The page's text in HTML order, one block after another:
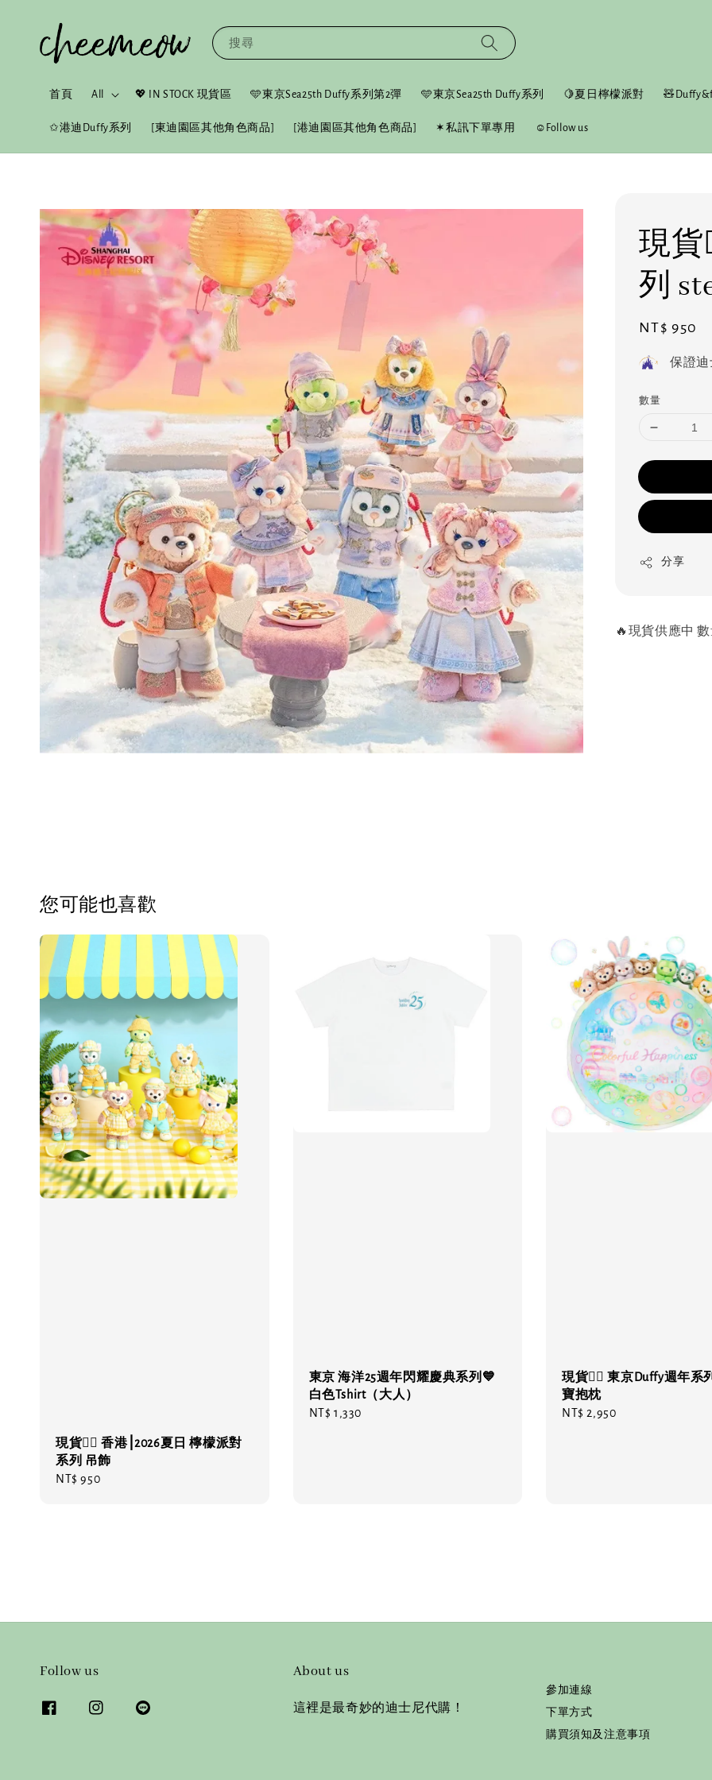
搜尋
首頁 All 💖 IN STOCK 現貨區 🩵東京Sea25th Duffy系列第2彈 🩵東京Sea25th Duffy系列 🍋夏日檸檬派對
✩港迪Duffy系列 [東迪園區其他角色商品] [港迪園區其他角色商品] ✶私訊下單專用 ☺︎Follow us
現貨
列
Regular
price
NT$ 950
保證
數量
分享
🔥現貨供應中
您可能也喜歡
現貨❤️‍🔥 香港⎮2026夏日 檸檬派對
系列 吊飾
Regular
NT$ 950
東京 海洋25週年閃耀慶典系列💙
白色Tshirt（大人）
Regular
NT$ 1,330
現貨❤️‍🔥 東京Duffy週年系
寶抱枕
Regular
NT$ 2,950
Follow us About us
這裡是最奇妙的迪士尼代購！
參加連線
下單方式
購買須知及注意事項